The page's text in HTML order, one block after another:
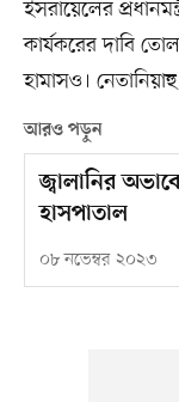
ইসরায়েলের
কার্যকরের দাবি
হামাসও।
আরও পড়ুন
জ্বালানির
হাসপাতাল
০৮ নভেম্বর ২০২৩